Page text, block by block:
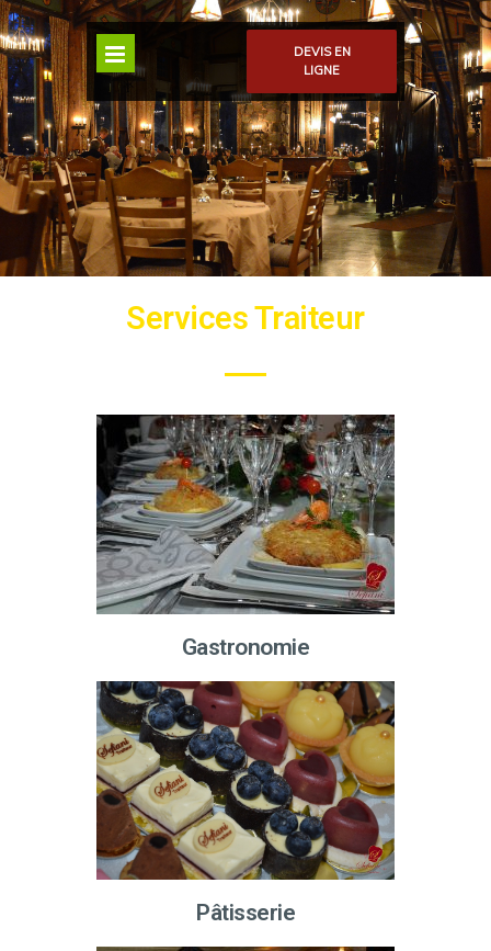
DEVIS EN
LIGNE
Services Traiteur
Gastronomie
Pâtisserie